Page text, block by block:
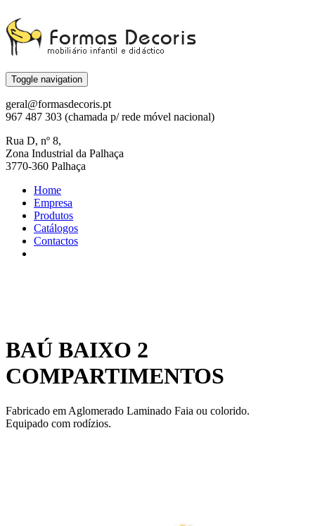
Toggle navigation
geral@formasdecoris.pt
967 487 303 (chamada p/ rede móvel nacional)
Rua D, nº 8,
Zona Industrial da Palhaça
3770-360 Palhaça
Home
Empresa
Produtos
Catálogos
Contactos
BAÚ BAIXO 2
COMPARTIMENTOS
Fabricado em Aglomerado Laminado Faia ou colorido.
Equipado com rodízios.